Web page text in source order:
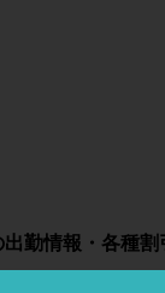
勤情報・各種